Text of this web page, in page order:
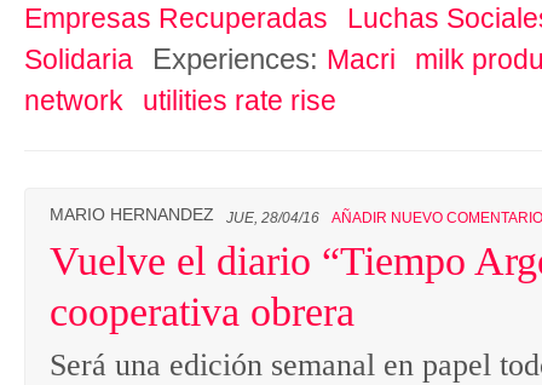
Empresas Recuperadas
Luchas
Solidaria
Experiences: Macri
milk
network
utilities rate rise
MARIO HERNANDEZ JUE, 28/04/16 AÑADIR NUEVO COMENTARIO
Vuelve el diario “Tiempo
cooperativa obrera
Será una edición semanal en papel